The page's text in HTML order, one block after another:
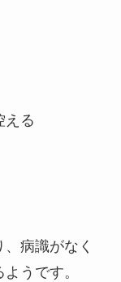
える
病識がなく
うです。